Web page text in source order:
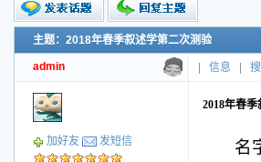
新的主题
投票帖
交易帖
小字报
主题：2018年春季叙述学第二次测验
admin 信息
加好友 发短信
2018年春
名